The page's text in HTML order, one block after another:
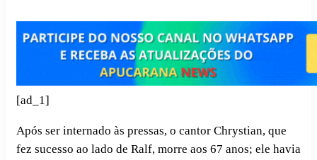
[ad_1]
Após ser internado às pressas, o cantor Chrystian, que
fez sucesso ao lado de Ralf, morre aos 67 anos; ele havia